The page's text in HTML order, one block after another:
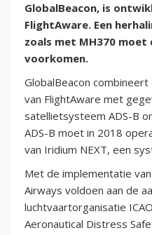
GlobalBeacon, is
FlightAware. Een
zoals met MH370
voorkomen.
GlobalBeacon
van FlightAware met
satellietsysteem ADS-B
ADS-B moet in 2018
van Iridium NEXT, een
Met de implementatie
Airways voldoen aan de
luchtvaartorganisatie
Aeronautical Distress